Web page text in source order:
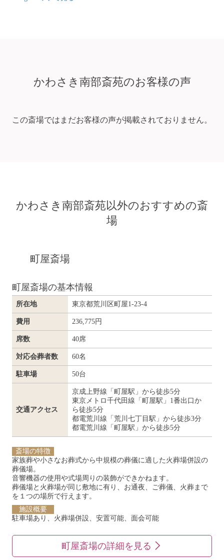
かわさき南部斎苑のお客様の声
この斎場ではまだお客様の声が掲載されておりません。
かわさき南部斎苑以外のおすすめの斎
場
町屋斎場
町屋斎場の基本情報
所在地 東京都荒川区町屋1-23-4
費用 236,775円
席数 40席
対応会葬者数 60名
駐車場 50台
交通アクセス
京成上野線「町屋駅」から徒歩5分
東京メトロ千代田線「町屋駅」1番出口か
ら徒歩5分
都電荒川線「荒川七丁目駅」から徒歩3分
都電荒川線「町屋駅」から徒歩5分
斎場の特徴
家族葬や小さなお葬式から中規模の葬儀に適した火葬場併設の
葬儀場。
音響機器の使用や式場周りの装飾ができかねます。
葬儀場と火葬場が同じ敷地に有り、お通夜、ご葬儀、火葬まで
を１つの場所で行えます。
施設概要
駐車場あり、火葬場併設、安置可能、面会可能
町屋斎場の詳細を見る